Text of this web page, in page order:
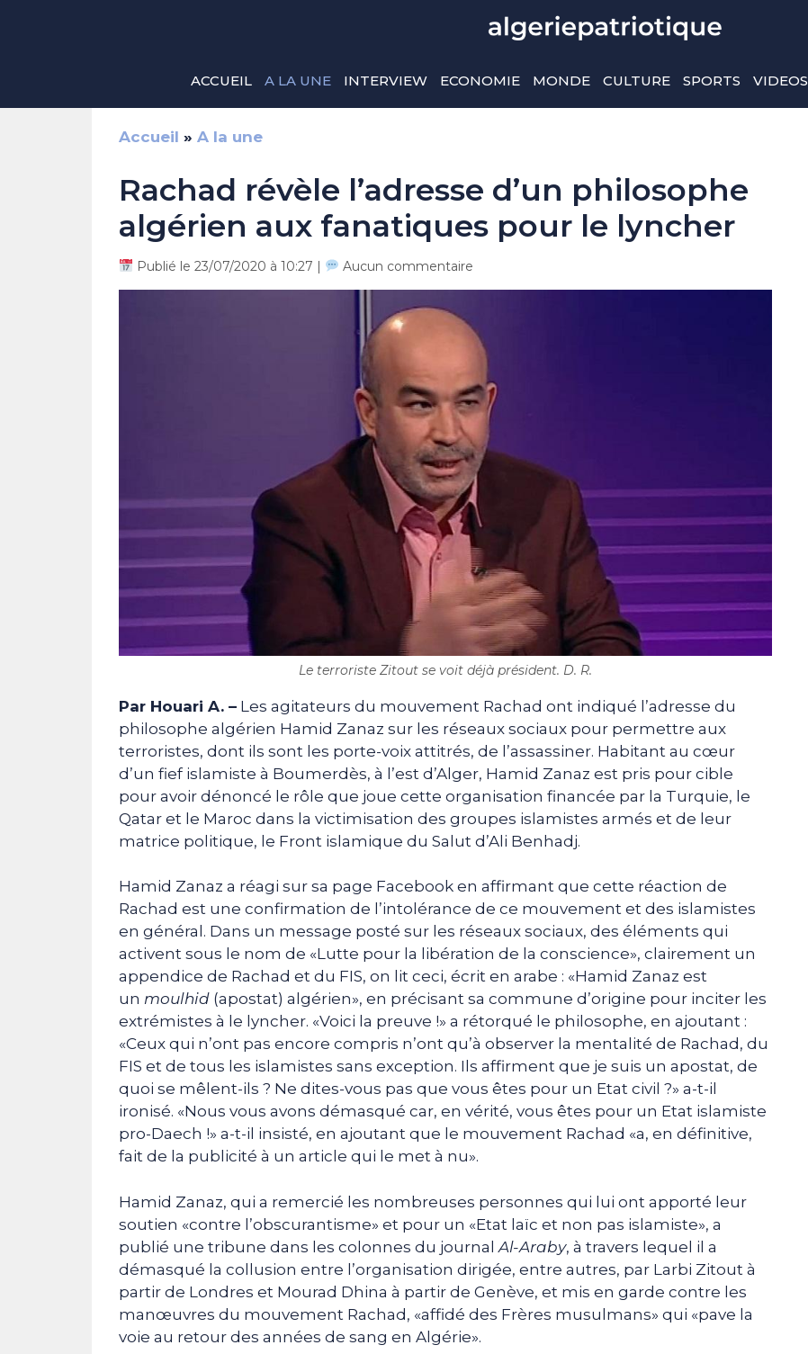
ACCUEIL A LA UNE INTERVIEW ECONOMIE MONDE CULTURE SPORTS VIDEOS
Accueil » A la une
Rachad révèle l’adresse d’un philosophe
algérien aux fanatiques pour le lyncher
Publié le 23/07/2020 à 10:27 | Aucun commentaire
Le terroriste Zitout se voit déjà président. D. R.
Par Houari A. – Les agitateurs du mouvement Rachad ont indiqué l’adresse du
philosophe algérien Hamid Zanaz sur les réseaux sociaux pour permettre aux
terroristes, dont ils sont les porte-voix attitrés, de l’assassiner. Habitant au cœur
d’un fief islamiste à Boumerdès, à l’est d’Alger, Hamid Zanaz est pris pour cible
pour avoir dénoncé le rôle que joue cette organisation financée par la Turquie, le
Qatar et le Maroc dans la victimisation des groupes islamistes armés et de leur
matrice politique, le Front islamique du Salut d’Ali Benhadj.
Hamid Zanaz a réagi sur sa page Facebook en affirmant que cette réaction de
Rachad est une confirmation de l’intolérance de ce mouvement et des islamistes
en général. Dans un message posté sur les réseaux sociaux, des éléments qui
activent sous le nom de «Lutte pour la libération de la conscience», clairement un
appendice de Rachad et du FIS, on lit ceci, écrit en arabe : «Hamid Zanaz est
un moulhid (apostat) algérien», en précisant sa commune d’origine pour inciter les
extrémistes à le lyncher. «Voici la preuve !» a rétorqué le philosophe, en ajoutant :
«Ceux qui n’ont pas encore compris n’ont qu’à observer la mentalité de Rachad, du
FIS et de tous les islamistes sans exception. Ils affirment que je suis un apostat, de
quoi se mêlent-ils ? Ne dites-vous pas que vous êtes pour un Etat civil ?» a-t-il
ironisé. «Nous vous avons démasqué car, en vérité, vous êtes pour un Etat islamiste
pro-Daech !» a-t-il insisté, en ajoutant que le mouvement Rachad «a, en définitive,
fait de la publicité à un article qui le met à nu».
Hamid Zanaz, qui a remercié les nombreuses personnes qui lui ont apporté leur
soutien «contre l’obscurantisme» et pour un «Etat laïc et non pas islamiste», a
publié une tribune dans les colonnes du journal Al-Araby, à travers lequel il a
démasqué la collusion entre l’organisation dirigée, entre autres, par Larbi Zitout à
partir de Londres et Mourad Dhina à partir de Genève, et mis en garde contre les
manœuvres du mouvement Rachad, «affidé des Frères musulmans» qui «pave la
voie au retour des années de sang en Algérie».